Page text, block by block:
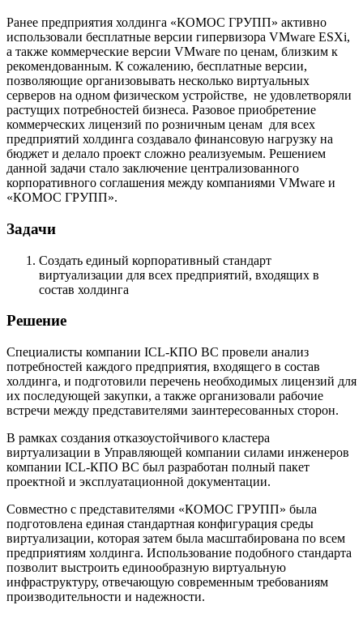
Ранее предприятия холдинга «КОМОС ГРУПП» активно
использовали бесплатные версии гипервизора VMware ESXi,
а также коммерческие версии VMware по ценам, близким к
рекомендованным. К сожалению, бесплатные версии,
позволяющие организовывать несколько виртуальных
серверов на одном физическом устройстве, не удовлетворяли
растущих потребностей бизнеса. Разовое приобретение
коммерческих лицензий по розничным ценам для всех
предприятий холдинга создавало финансовую нагрузку на
бюджет и делало проект сложно реализуемым. Решением
данной задачи стало заключение централизованного
корпоративного соглашения между компаниями VMware и
«КОМОС ГРУПП».
Задачи
Создать единый корпоративный стандарт
виртуализации для всех предприятий, входящих в
состав холдинга
Решение
Специалисты компании ICL-КПО ВС провели анализ
потребностей каждого предприятия, входящего в состав
холдинга, и подготовили перечень необходимых лицензий для
их последующей закупки, а также организовали рабочие
встречи между представителями заинтересованных сторон.
В рамках создания отказоустойчивого кластера
виртуализации в Управляющей компании силами инженеров
компании ICL-КПО ВС был разработан полный пакет
проектной и эксплуатационной документации.
Совместно с представителями «КОМОС ГРУПП» была
подготовлена единая стандартная конфигурация среды
виртуализации, которая затем была масштабирована по всем
предприятиям холдинга. Использование подобного стандарта
позволит выстроить единообразную виртуальную
инфраструктуру, отвечающую современным требованиям
производительности и надежности.